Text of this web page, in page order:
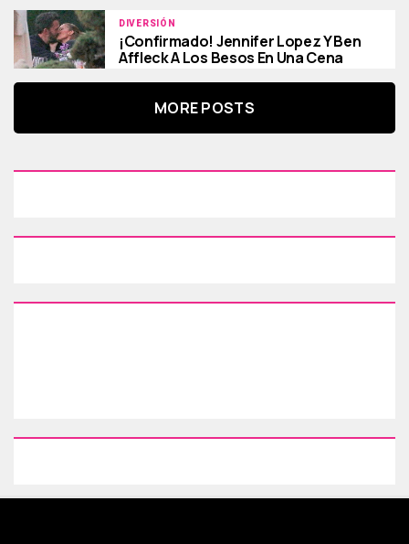
DIVERSIÓN
¡Confirmado! Jennifer Lopez Y Ben
Affleck A Los Besos En Una Cena
MORE POSTS